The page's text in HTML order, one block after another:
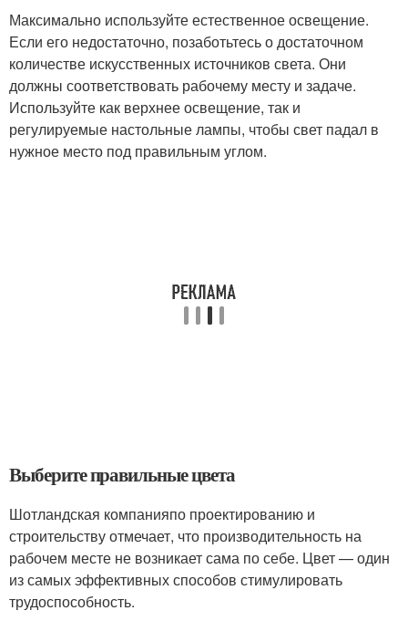
Максимально используйте естественное освещение.
Если его недостаточно, позаботьтесь о достаточном
количестве искусственных источников света. Они
должны соответствовать рабочему месту и задаче.
Используйте как верхнее освещение, так и
регулируемые настольные лампы, чтобы свет падал в
нужное место под правильным углом.
Выберите правильные цвета
Шотландская компанияпо проектированию и
строительству отмечает, что производительность на
рабочем месте не возникает сама по себе. Цвет — один
из самых эффективных способов стимулировать
трудоспособность.